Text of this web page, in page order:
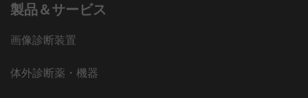
製品＆サービス
画像診断装置
体外診断薬・機器